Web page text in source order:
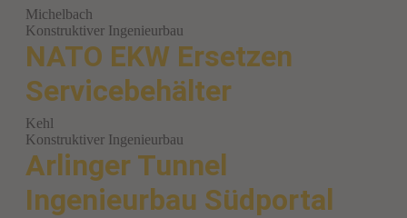
Michelbach
Konstruktiver Ingenieurbau
NATO EKW Ersetzen
Servicebehälter
Kehl
Konstruktiver Ingenieurbau
Arlinger Tunnel
Ingenieurbau Südportal